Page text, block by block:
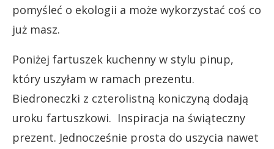
pomyśleć o ekologii a może wykorzystać coś co
już masz.
Poniżej fartuszek kuchenny w stylu pinup,
który uszyłam w ramach prezentu.
Biedroneczki z czterolistną koniczyną dodają
uroku fartuszkowi. Inspiracja na świąteczny
prezent. Jednocześnie prosta do uszycia nawet